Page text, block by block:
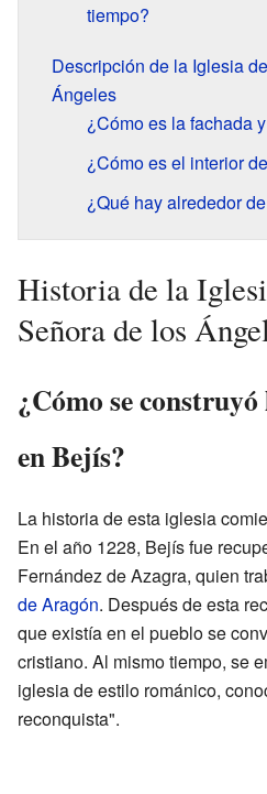
tiempo?
Descripción de la Iglesia
Ángeles
¿Cómo es la fachada
¿Cómo es el interior
¿Qué hay alrededor
Historia de la
Señora de los
¿Cómo se
en Bejís?
La historia de esta iglesia
En el año 1228, Bejís fue
Fernández de Azagra, quien
de Aragón. Después de esta
que existía en el pueblo se
cristiano. Al mismo tiempo, se
iglesia de estilo románico,
reconquista".